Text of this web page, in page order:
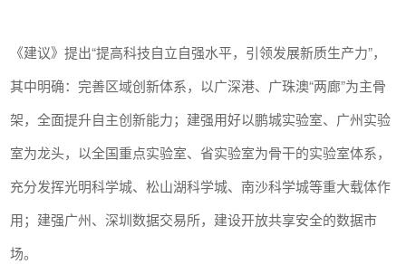
《建议》提出“提高科技自立自强水平，引领发展新质生产力”，
其中明确：完善区域创新体系，以广深港、广珠澳“两廊”为主骨
架，全面提升自主创新能力；建强用好以鹏城实验室、广州实验
室为龙头，以全国重点实验室、省实验室为骨干的实验室体系，
充分发挥光明科学城、松山湖科学城、南沙科学城等重大载体作
用；建强广州、深圳数据交易所，建设开放共享安全的数据市
场。